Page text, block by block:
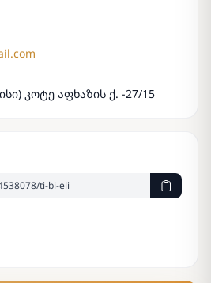
კოტე აფხაზის ქ. -27/15